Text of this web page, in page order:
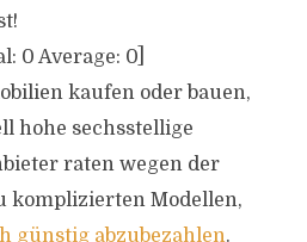
0 Average: 0]
kaufen oder bauen,
hohe sechsstellige
raten wegen der
komplizierten Modellen,
günstig abzubezahlen.